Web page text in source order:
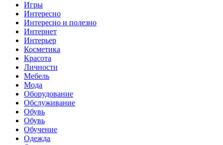
Игры
Интересно
Интересно и полезно
Интернет
Интерьер
Косметика
Красота
Личности
Мебель
Мода
Оборудование
Обслуживание
Обувь
Обувь
Обучение
Одежда